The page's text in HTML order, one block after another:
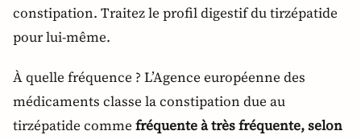
constipation. Traitez le profil digestif du tirzépatide
pour lui-même.
À quelle fréquence ? L’Agence européenne des
médicaments classe la constipation due au
tirzépatide comme fréquente à très fréquente, selon